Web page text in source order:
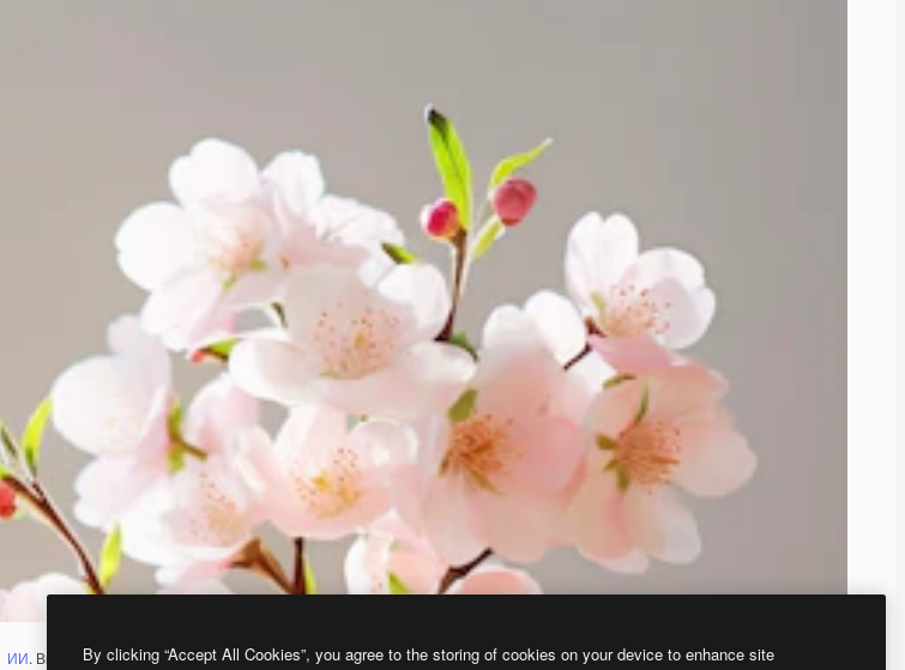
ИИ. Вы можете создать свой собственный с помощью нашего генератора изображений на основе ИИ.
By clicking “Accept All Cookies”, you agree to the storing of cookies on your device to enhance site